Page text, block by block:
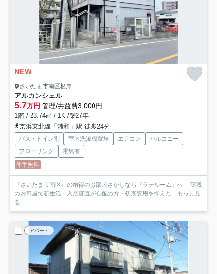
NEW
さいたま市南区根岸
アルカンシェル
5.7万円 管理/共益費3,000円
1階 / 23.74㎡ / 1K /築27年
京浜東北線「浦和」駅 徒歩24分
バス・トイレ別 室内洗濯機置場 エアコン
バルコニー
フローリング
電気有
仲手無料
『さいたま市南区』の納得のお部屋さがしなら『ラテルーム』へ！ 築浅
のお部屋で新生活・入居審査が心配の方・初期費用を抑えた...
もっと見
る
アパート